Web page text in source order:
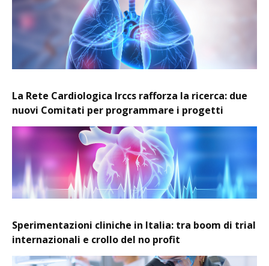
La Rete Cardiologica Irccs rafforza la ricerca: due
nuovi Comitati per programmare i progetti
Sperimentazioni cliniche in Italia: tra boom di trial
internazionali e crollo del no profit